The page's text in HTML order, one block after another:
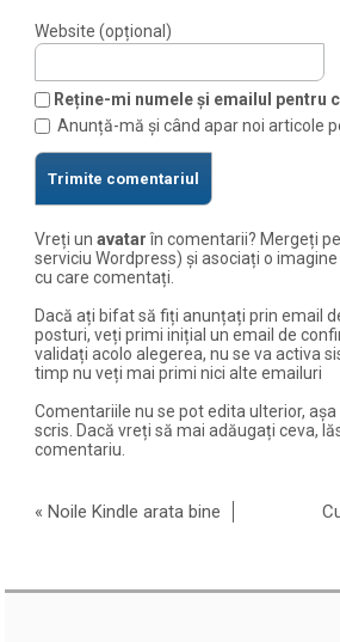
Website (opțional)
Reține-mi numele și emailul pentru
Anunță-mă și când apar noi articole
Vreți unavatarîn comentarii? Mergeți pe
serviciu Wordpress) și asociați o
cu care comentați.
Dacă ați bifat să fiți anunțați prin email
posturi, veți primi inițial un email de
validați acolo alegerea, nu se va activa
timp nu veți mai primi nici alte emailuri
Comentariile nu se pot edita ulterior,
scris. Dacă vreți să mai adăugați ceva,
comentariu.
«Noile Kindle arata bine